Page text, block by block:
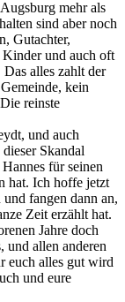
mehr als
sind aber noch
Gutachter,
Kinder und auch oft
alles zahlt der
kein
reinste
und auch
Skandal
für seinen
hat. Ich hoffe jetzt
fangen dann an,
Zeit erzählt hat.
Jahre doch
und allen anderen
euch alles gut wird
und eure